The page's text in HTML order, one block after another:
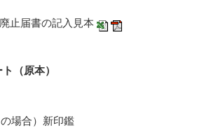
止届書の記入見本
（原本）
の場合）新印鑑